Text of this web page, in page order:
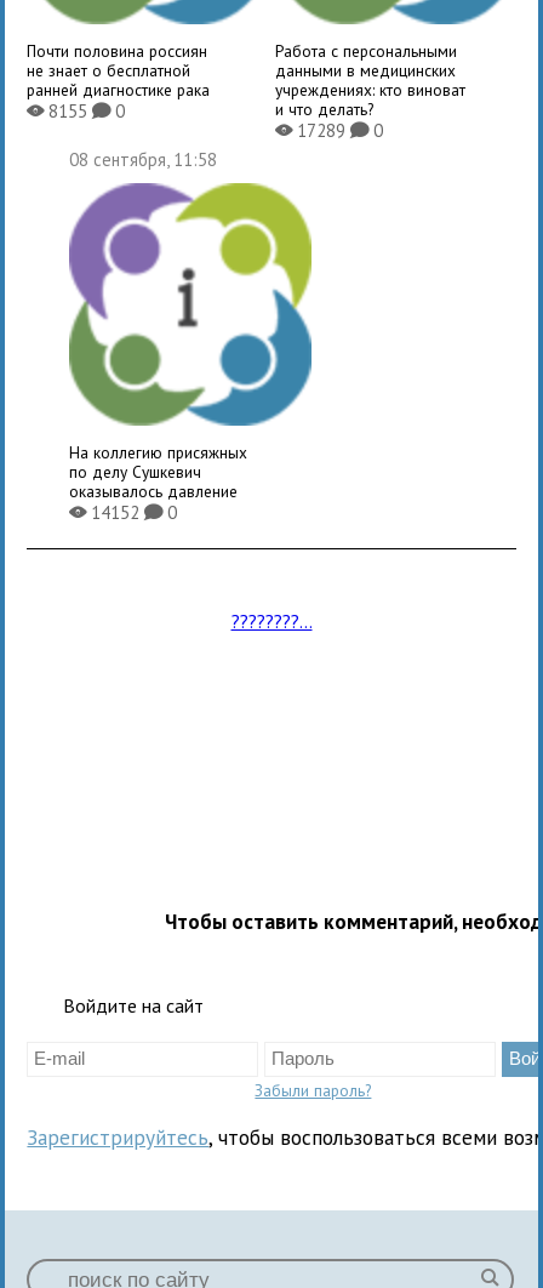
Почти половина россиян
не знает о бесплатной
ранней диагностике рака
X8155K0
Работа с персональными
данными в медицинских
учреждениях: кто виноват
и что делать?
X17289 K0
08 сентября, 11:58
На коллегию присяжных
по делу Сушкевич
оказывалось давление
X14152K0
????????...
Чтобы оставить комментарий,
Войдите на сайт
Забыли пароль?
Зарегистрируйтесь, чтобы воспользоваться всеми